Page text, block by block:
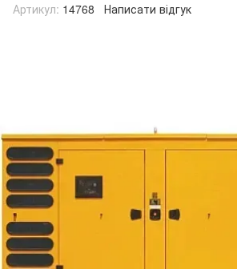
Артикул: 14768 Написати відгук